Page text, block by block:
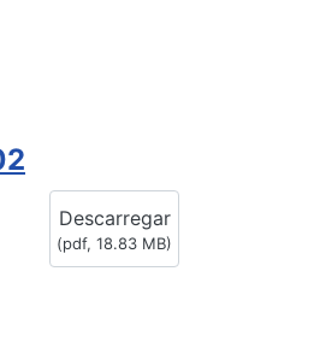
Descarregar
(pdf, 18.83 MB)